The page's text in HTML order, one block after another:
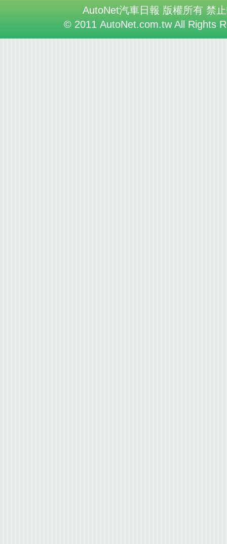
AutoNet汽車日報 版權所有 禁
© 2011 AutoNet.com.tw All Rights